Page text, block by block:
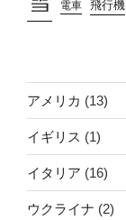
電車 飛行機
アメリカ (13)
イギリス (1)
イタリア (16)
ウクライナ (2)